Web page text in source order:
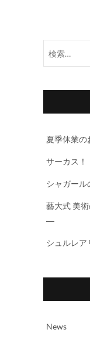
夏季休業の
サーカス！
シャガール
藝大式 美
―
シュルレア
News